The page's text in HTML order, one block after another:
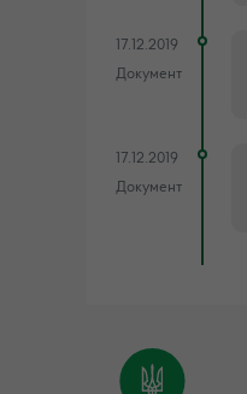
17.12.2019
Документ
17.12.2019
Документ